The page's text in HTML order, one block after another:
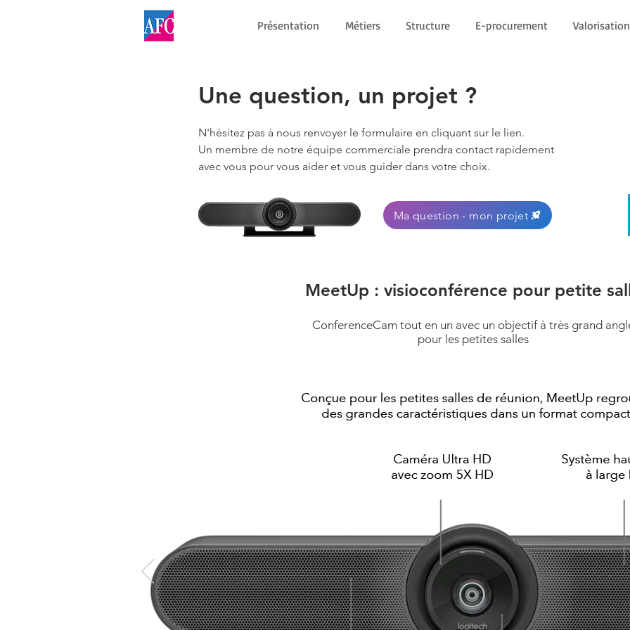
Présentation Métiers Structure E-procurement
Une question, un projet ?
N'hésitez pas à nous renvoyer le formulaire en cliquant sur le lien.
Un membre de notre équipe commerciale prendra contact rapidement
avec vous pour vous aider et vous guider dans votre choix.
Ma question - mon projet
MeetUp : visioconférence pour petite
ConferenceCam tout en un avec un objectif à très grand
pour les petites salles